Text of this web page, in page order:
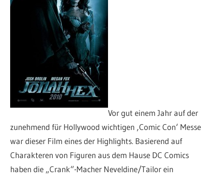
Vor gut einem Jahr auf der
zunehmend für Hollywood wichtigen ‚Comic Con‘ Messe
war dieser Film eines der Highlights. Basierend auf
Charakteren von Figuren aus dem Hause DC Comics
haben die „Crank“-Macher Neveldine/Tailor ein